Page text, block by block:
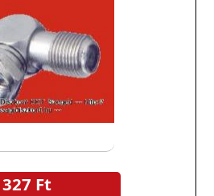
327 Ft